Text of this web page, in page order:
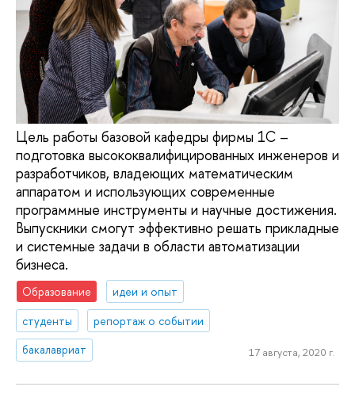
Цель работы базовой кафедры фирмы 1С –
подготовка высококвалифицированных инженеров и
разработчиков, владеющих математическим
аппаратом и использующих современные
программные инструменты и научные достижения.
Выпускники смогут эффективно решать прикладные
и системные задачи в области автоматизации
бизнеса.
Образование
идеи и опыт
студенты
репортаж о событии
бакалавриат
17 августа, 2020 г.